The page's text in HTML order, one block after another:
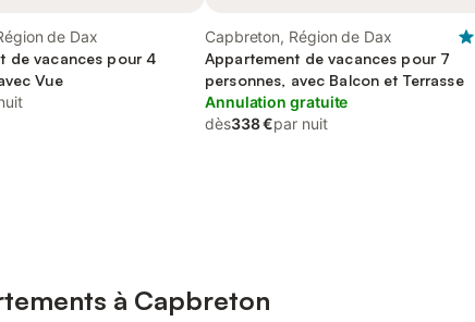
de Dax
de vacances pour 4
Vue
Capbreton, Région de Dax
Appartement de vacances pour 7
personnes, avec Balcon et Terrasse
Annulation gratuite
dès338 €par nuit
à Capbreton